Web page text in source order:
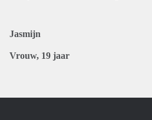
Jasmijn
Vrouw, 19 jaar